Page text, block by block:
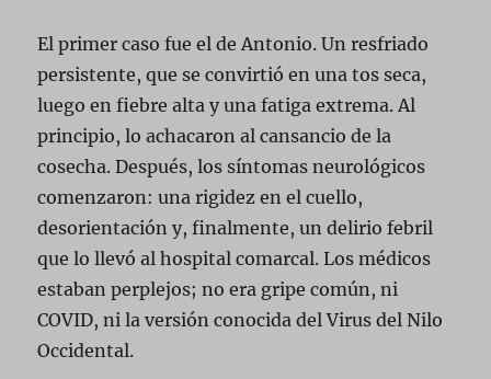
El primer caso fue el de Antonio. Un resfriado
persistente, que se convirtió en una tos seca,
luego en fiebre alta y una fatiga extrema. Al
principio, lo achacaron al cansancio de la
cosecha. Después, los síntomas neurológicos
comenzaron: una rigidez en el cuello,
desorientación y, finalmente, un delirio febril
que lo llevó al hospital comarcal. Los médicos
estaban perplejos; no era gripe común, ni
COVID, ni la versión conocida del Virus del Nilo
Occidental.